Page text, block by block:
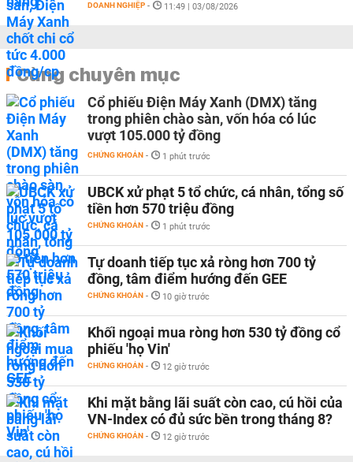
DOANH NGHIỆP - 11:49 | 03/08/2026
Cùng chuyên mục
Cổ phiếu Điện Máy Xanh (DMX) tăng
trong phiên chào sàn, vốn hóa có lúc
vượt 105.000 tỷ đồng
CHỨNG KHOÁN - 1 phút trước
UBCK xử phạt 5 tổ chức, cá nhân, tổng số
tiền hơn 570 triệu đồng
CHỨNG KHOÁN - 1 phút trước
Tự doanh tiếp tục xả ròng hơn 700 tỷ
đồng, tâm điểm hướng đến GEE
CHỨNG KHOÁN - 10 giờ trước
Khối ngoại mua ròng hơn 530 tỷ đồng cổ
phiếu 'họ Vin'
CHỨNG KHOÁN - 12 giờ trước
Khi mặt bằng lãi suất còn cao, cú hồi của
VN-Index có đủ sức bền trong tháng 8?
CHỨNG KHOÁN - 12 giờ trước